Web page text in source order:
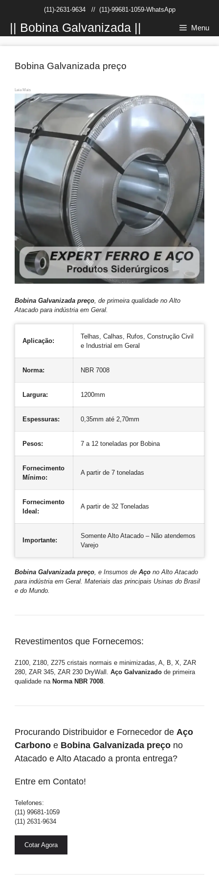
conteúdo
(11)-2631-9634// (11)-99681-1059-WhatsApp
|| Bobina Galvanizada || Menu
Bobina Galvanizada preço
Leia Mais
Bobina Galvanizada preço , de primeira qualidade no Alto
Atacado para indústria em Geral.
Aplicação:
Telhas, Calhas, Rufos, Construção Civil
e Industrial em Geral
Norma: NBR 7008
Largura: 1200mm
Espessuras: 0,35mm até 2,70mm
Pesos: 7 a 12 toneladas por Bobina
Fornecimento
Mínimo:
A partir de 7 toneladas
Fornecimento
Ideal:
A partir de 32 Toneladas
Importante:
Somente Alto Atacado – Não atendemos
Varejo
Bobina Galvanizada preço , e Insumos de Aço no Alto Atacado
para indústria em Geral. Materiais das principais Usinas do Brasil
e do Mundo.
Revestimentos que Fornecemos:
Z100, Z180, Z275 cristais normais e minimizadas, A, B, X, ZAR
280, ZAR 345, ZAR 230 DryWall. Aço Galvanizado de primeira
qualidade na Norma NBR 7008
Procurando Distribuidor e Fornecedor de Aço
Carbono e Bobina Galvanizada preço no
Atacado e Alto Atacado a pronta entrega?
Entre em Contato!
Telefones:
(11) 99681-1059
(11) 2631-9634
Cotar Agora